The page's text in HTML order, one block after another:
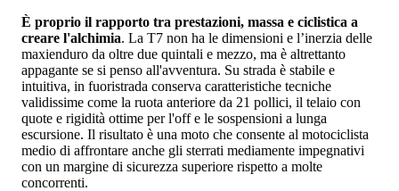
È proprio il rapporto tra prestazioni, massa e ciclistica a
creare l'alchimia. La T7 non ha le dimensioni e l’inerzia delle
maxienduro da oltre due quintali e mezzo, ma è altrettanto
appagante se si penso all'avventura. Su strada è stabile e
intuitiva, in fuoristrada conserva caratteristiche tecniche
validissime come la ruota anteriore da 21 pollici, il telaio con
quote e rigidità ottime per l'off e le sospensioni a lunga
escursione. Il risultato è una moto che consente al motociclista
medio di affrontare anche gli sterrati mediamente impegnativi
con un margine di sicurezza superiore rispetto a molte
concorrenti.